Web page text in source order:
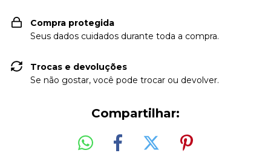
Compra protegida
Seus dados cuidados durante toda a compra.
Trocas e devoluções
Se não gostar, você pode trocar ou devolver.
Compartilhar: